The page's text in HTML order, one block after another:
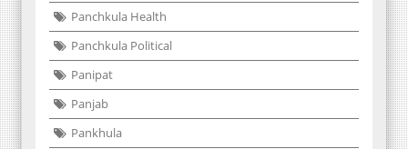
Panchkula Health
Panchkula Political
Panipat
Panjab
Pankhula